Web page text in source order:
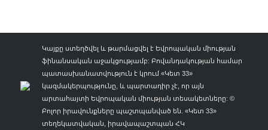
Կայքը ստեղծվել և թարմացվել է Եվրոպական միության
ֆինանսական աջակցությամբ: Բովանդակության համար
պատասխանատվություն է կրում «Կետ 33»
կազմակերպությունը, և պարտադիր չէ, որ այն
արտահայտի Եվրոպական միության տեսակետները: ©
Բոլոր իրավունքները պաշտպանված են. «Կետ 33»
տեղեկատվական, իրավապաշտպան ՀԿ